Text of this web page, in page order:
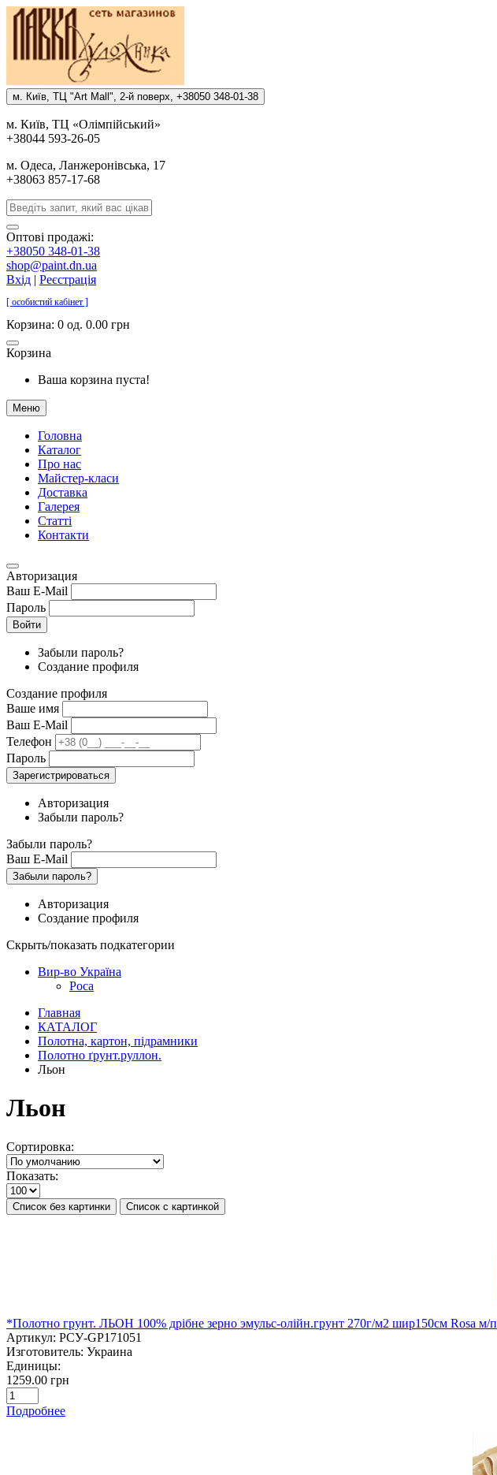
м. Киïв, ТЦ "Art Mall", 2-й поверх, +38050 348-01-38
м. Киïв, ТЦ «Олiмпiйський»
+38044 593-26-05
м. Одеса, Ланжеронiвська, 17
+38063 857-17-68
Оптові продажі:
+38050 348-01-38
shop@paint.dn.ua
Вхід | Реєстрація
[ особистий кабінет ]
Корзина: 0 од. 0.00 грн
Корзина
Ваша корзина пуста!
Меню
Головна
Каталог
Про нас
Майстер-класи
Доставка
Галерея
Статтi
Контакти
Авторизация
Ваш E-Mail
Пароль
Войти
Забыли пароль?
Создание профиля
Создание профиля
Ваше имя
Ваш E-Mail
Телефон
Пароль
Зарегистрироваться
Авторизация
Забыли пароль?
Забыли пароль?
Ваш E-Mail
Забыли пароль?
Авторизация
Создание профиля
Скрыть/показать подкатегории
Вир-во Україна
Роса
Главная
КАТАЛОГ
Полотна, картон, підрамники
Полотно ґрунт.руллон.
Льон
Льон
Сортировка:
Показать:
Список без картинки Список с картинкой
*Полотно грунт. ЛЬОН 100% дрібне зерно эмульс-олійн.грунт 270г/м2 шир150см Rosa м/п
Артикул: РСУ-GP171051
Изготовитель: Украина
Единицы:
1259.00 грн
Подробнее